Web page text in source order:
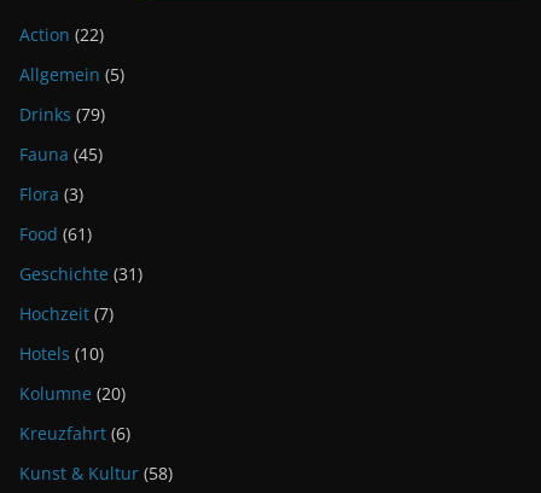
Action (22)
Allgemein (5)
Drinks (79)
Fauna (45)
Flora (3)
Food (61)
Geschichte (31)
Hochzeit (7)
Hotels (10)
Kolumne (20)
Kreuzfahrt (6)
Kunst & Kultur (58)